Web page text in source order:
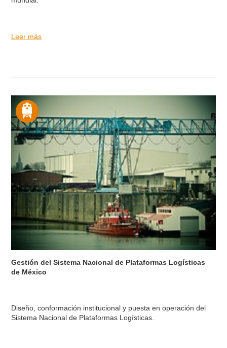
Leer más
Gestión del Sistema Nacional de Plataformas Logísticas
de México
Diseño, conformación institucional y puesta en operación del
Sistema Nacional de Plataformas Logísticas.